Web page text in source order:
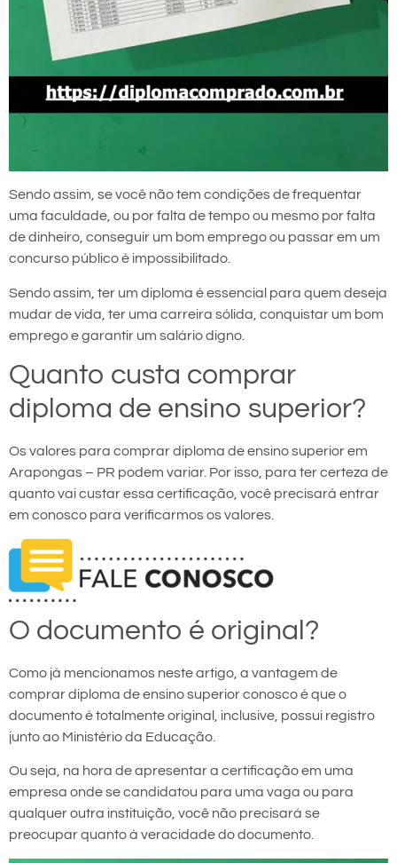
Sendo assim, se você não tem condições de frequentar
uma faculdade, ou por falta de tempo ou mesmo por falta
de dinheiro, conseguir um bom emprego ou passar em um
concurso público é impossibilitado.
Sendo assim, ter um diploma é essencial para quem deseja
mudar de vida, ter uma carreira sólida, conquistar um bom
emprego e garantir um salário digno.
Quanto custa comprar
diploma de ensino superior?
Os valores para comprar diploma de ensino superior em
Arapongas – PR podem variar. Por isso, para ter certeza de
quanto vai custar essa certificação, você precisará entrar
em conosco para verificarmos os valores.
O documento é original?
Como já mencionamos neste artigo, a vantagem de
comprar diploma de ensino superior conosco é que o
documento é totalmente original, inclusive, possui registro
junto ao Ministério da Educação.
Ou seja, na hora de apresentar a certificação em uma
empresa onde se candidatou para uma vaga ou para
qualquer outra instituição, você não precisará se
preocupar quanto à veracidade do documento.